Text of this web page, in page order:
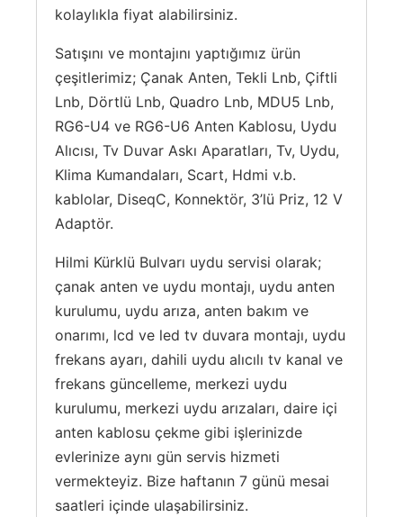
kolaylıkla fiyat alabilirsiniz.
Satışını ve montajını yaptığımız ürün
çeşitlerimiz; Çanak Anten, Tekli Lnb, Çiftli
Lnb, Dörtlü Lnb, Quadro Lnb, MDU5 Lnb,
RG6-U4 ve RG6-U6 Anten Kablosu, Uydu
Alıcısı, Tv Duvar Askı Aparatları, Tv, Uydu,
Klima Kumandaları, Scart, Hdmi v.b.
kablolar, DiseqC, Konnektör, 3’lü Priz, 12 V
Adaptör.
Hilmi Kürklü Bulvarı uydu servisi olarak;
çanak anten ve uydu montajı, uydu anten
kurulumu, uydu arıza, anten bakım ve
onarımı, lcd ve led tv duvara montajı, uydu
frekans ayarı, dahili uydu alıcılı tv kanal ve
frekans güncelleme, merkezi uydu
kurulumu, merkezi uydu arızaları, daire içi
anten kablosu çekme gibi işlerinizde
evlerinize aynı gün servis hizmeti
vermekteyiz. Bize haftanın 7 günü mesai
saatleri içinde ulaşabilirsiniz.